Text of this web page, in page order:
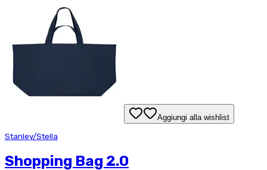
Aggiungi alla wishlist
Stanley/Stella
Shopping Bag 2.0